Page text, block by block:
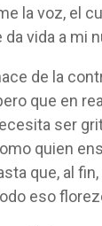
la voz, el
vida a mi
de la
que en
ser
quien
que, al
eso